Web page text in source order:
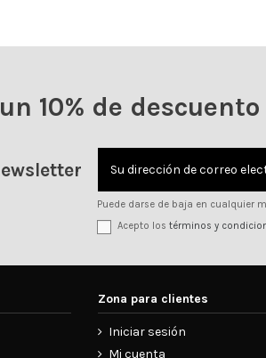
10% de
Puede darse de baja en cualquier
Acepto los términos y
Zona para clientes
Iniciar sesión
Mi cuenta